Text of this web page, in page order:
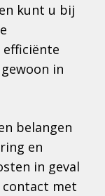
kunt u bij
efficiënte
in
belangen
en
in geval
contact met